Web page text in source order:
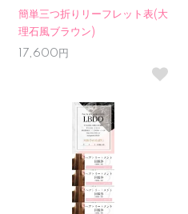
簡単三つ折りリーフレット表(大
理石風ブラウン)
17,600円